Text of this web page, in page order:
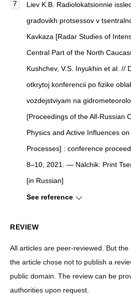
Liev K.B. Radiolokatsionnie
gradovikh protsessov v
Kavkaza [Radar Studies of
Central Part of the North
Kushchev, V.S. Inyukhin et al. //
otkrytoj konferencii po fizike
vozdejstviyam na
[Proceedings of the All-Russian
Physics and Active Influences
Processes] : conference
8–10, 2021. — Nalchik: Print
[in Russian]
See reference
REVIEW
All articles are peer-reviewed. But
the article chose not to publish a
public domain. The review can be
authorities upon request.